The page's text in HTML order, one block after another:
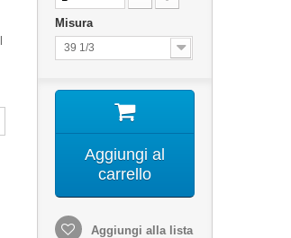
Misura
39 1/3
Aggiungi al
carrello
Aggiungi alla lista